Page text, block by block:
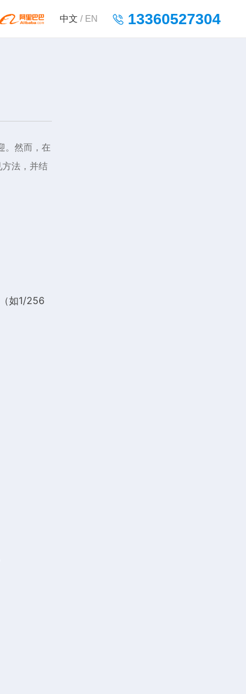
中文 / EN 13360527304
。然而，在
法，并结
如1/256